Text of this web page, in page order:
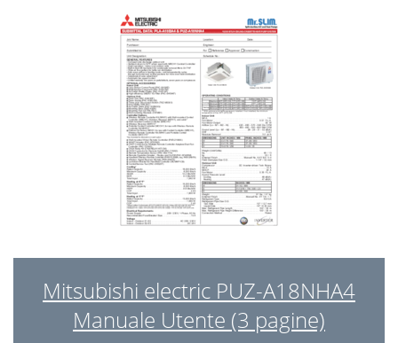
Mitsubishi electric PUZ-A18NHA4
Manuale Utente (3 pagine)